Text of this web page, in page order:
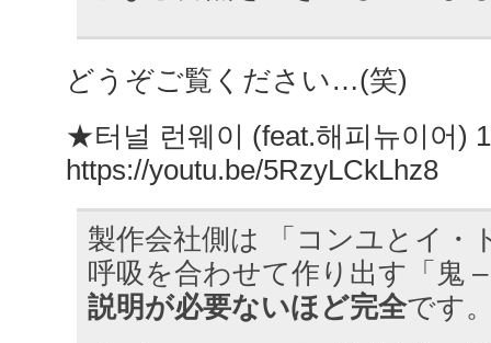
どうぞご覧ください…(笑)
★터널 런웨이 (feat.해피뉴이어)
https://youtu.be/5RzyLCkLhz8
製作会社側は 「コンユとイ・
呼吸を合わせて作り出す「鬼
説明が必要ないほど完全です